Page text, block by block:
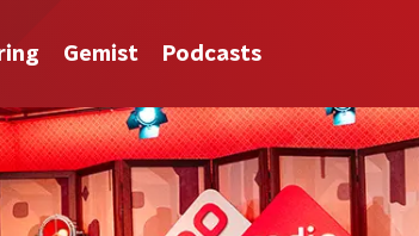
Gemist Podcasts